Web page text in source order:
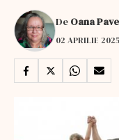
De Oana
02 APRILIE 2025